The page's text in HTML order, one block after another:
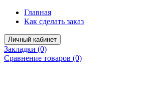
Главная
Как сделать заказ
Личный кабинет
Закладки (0)
Сравнение товаров (0)